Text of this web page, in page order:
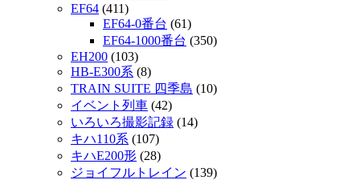
EF64 (411)
EF64-0番台 (61)
EF64-1000番台 (350)
EH200 (103)
HB-E300系 (8)
TRAIN SUITE 四季島 (10)
イベント列車 (42)
いろいろ撮影記録 (14)
キハ110系 (107)
キハE200形 (28)
ジョイフルトレイン (139)